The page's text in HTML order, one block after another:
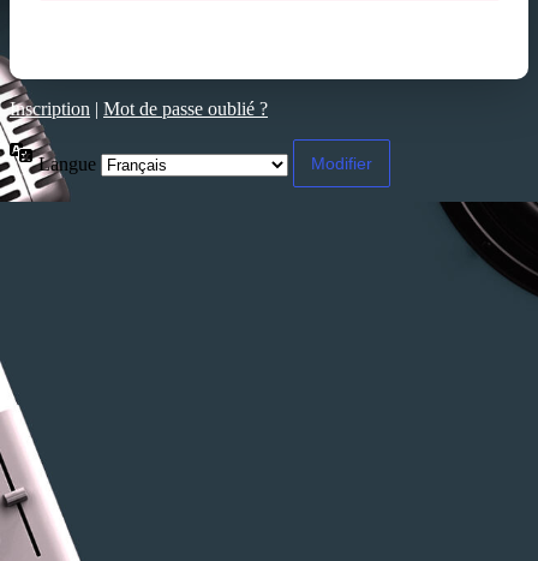
Inscription | Mot de passe oublié ?
Langue